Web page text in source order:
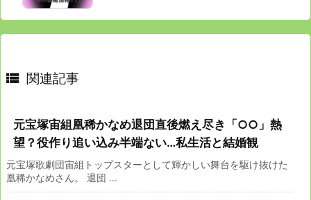
 関連記事
元宝塚宙組凰稀かなめ退団直後燃え尽き「○○」熱
望？役作り追い込み半端ない…私生活と結婚観
元宝塚歌劇団宙組トップスターとして輝かしい舞台を駆け抜けた
凰稀かなめさん。 退団 ...